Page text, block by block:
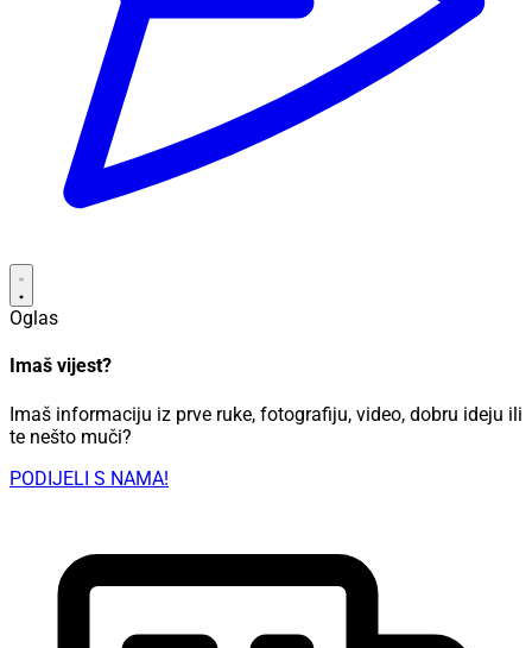
Oglas
Imaš vijest?
Imaš informaciju iz prve ruke, fotografiju, video, dobru ideju ili
te nešto muči?
PODIJELI S NAMA!